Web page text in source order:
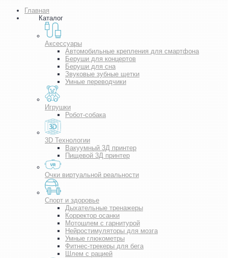
Главная
Каталог
Аксессуары
Автомобильные крепления для смартфона
Беруши для концертов
Беруши для сна
Звуковые зубные щетки
Умные переводчики
Игрушки
Робот-собака
3D Технологии
Вакуумный 3Д принтер
Пищевой 3Д принтер
Очки виртуальной реальности
Спорт и здоровье
Дыхательные тренажеры
Корректор осанки
Мотошлем с гарнитурой
Нейростимуляторы для мозга
Умные глюкометры
Фитнес-трекеры для бега
Шлем с рацией